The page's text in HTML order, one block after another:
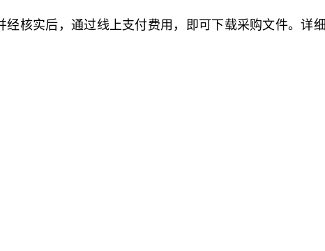
核实后，通过线上支付费用，即可下载采购文件。详